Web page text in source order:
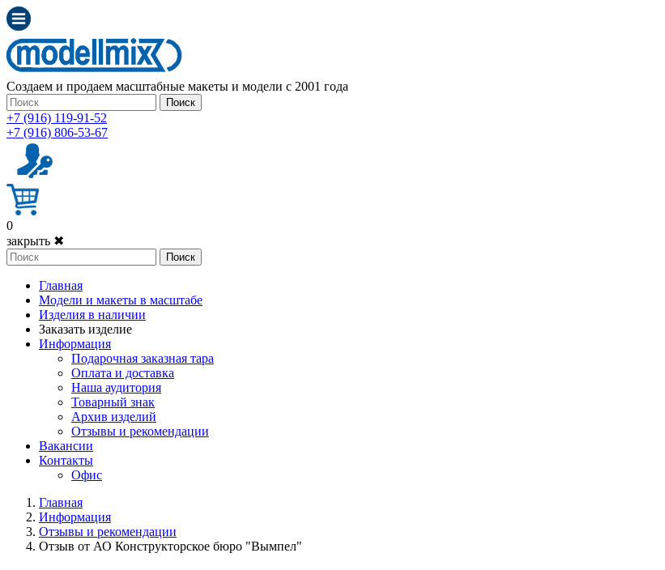
Создаем и продаем масштабные макеты и модели с 2001 года
Поиск
+7 (916) 119-91-52
+7 (916) 806-53-67
0
закрыть ✖
Поиск
Главная
Модели и макеты в масштабе
Изделия в наличии
Заказать изделие
Информация
Подарочная заказная тара
Оплата и доставка
Наша аудитория
Товарный знак
Архив изделий
Отзывы и рекомендации
Вакансии
Контакты
Офис
Главная
Информация
Отзывы и рекомендации
Отзыв от АО Конструкторское бюро "Вымпел"